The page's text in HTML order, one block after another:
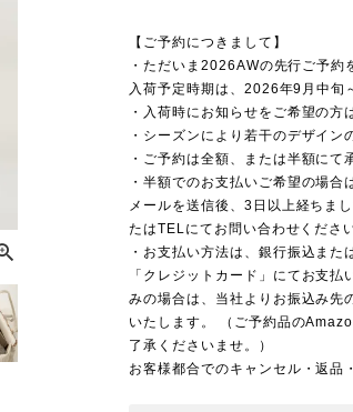
【ご予約につきまして】
・ただいま2026AWの先行ご予約
入荷予定時期は、2026年9月中旬
・入荷時にお知らせをご希望の
・シーズンにより若干のデザイン
・ご予約は全額、または半額にて
・半額でのお支払いご希望の場
メールを送信後、3日以上経ちま
たはTELにてお問い合わせくださ
・お支払い方法は、銀行振込また
「クレジットカード」にてお支
みの場合は、当社よりお振込み先
いたします。 （ご予約品の
了承くださいませ。）
お客様都合でのキャンセル・返品